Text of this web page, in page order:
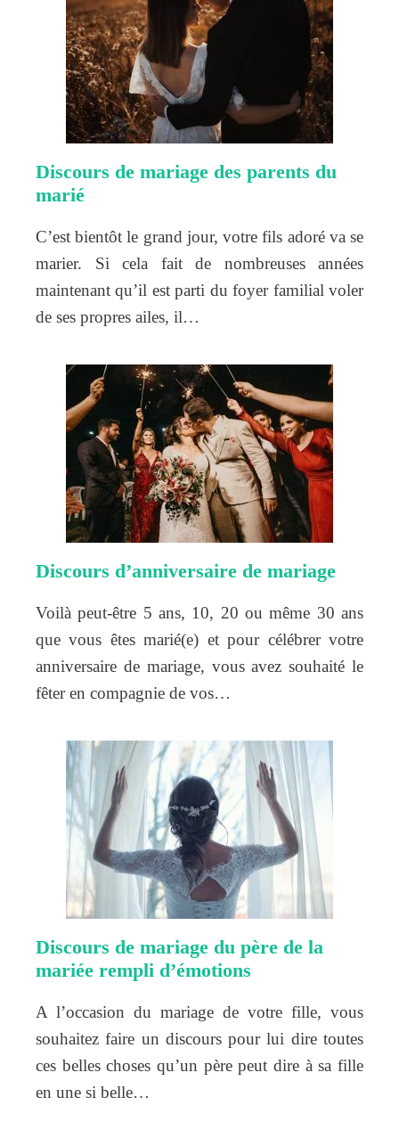
Discours de mariage des parents du
marié
C’est bientôt le grand jour, votre fils adoré va se
marier. Si cela fait de nombreuses années
maintenant qu’il est parti du foyer familial voler
de ses propres ailes, il…
Discours d’anniversaire de mariage
Voilà peut-être 5 ans, 10, 20 ou même 30 ans
que vous êtes marié(e) et pour célébrer votre
anniversaire de mariage, vous avez souhaité le
fêter en compagnie de vos…
Discours de mariage du père de la
mariée rempli d’émotions
A l’occasion du mariage de votre fille, vous
souhaitez faire un discours pour lui dire toutes
ces belles choses qu’un père peut dire à sa fille
en une si belle…